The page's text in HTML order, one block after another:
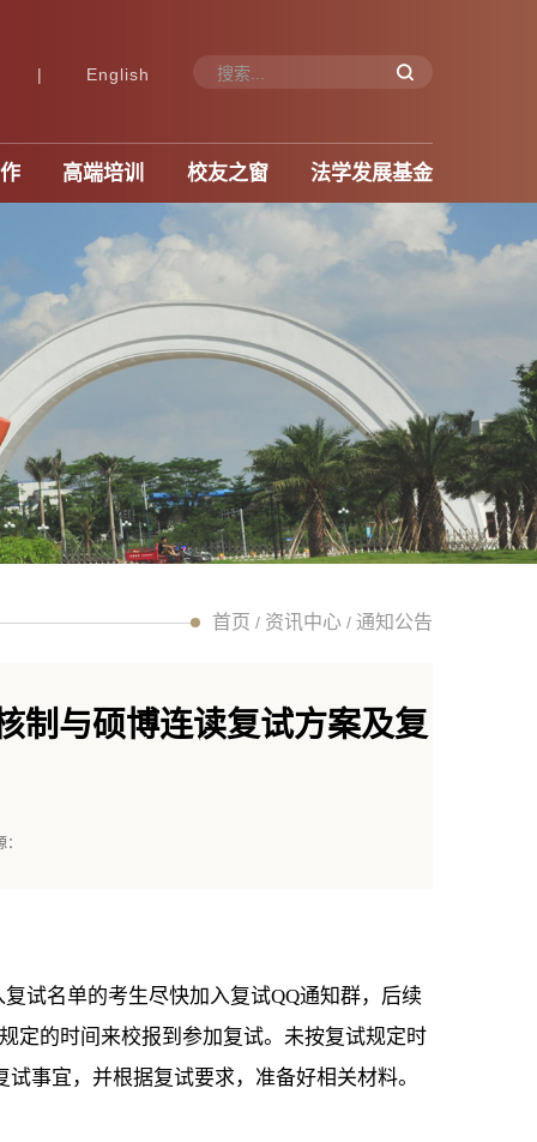
English
|
高端培训 校友之窗 法学发展基金
首页 / 资讯中心 / 通知公告
制与硕博连读复试方案及复
名单的考生尽快加入复试QQ通知群，后续
定的时间来校报到参加复试。未按复试规定时
事宜，并根据复试要求，准备好相关材料。